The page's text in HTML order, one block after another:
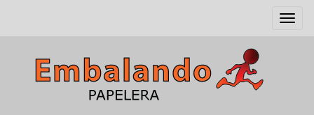
Toggle